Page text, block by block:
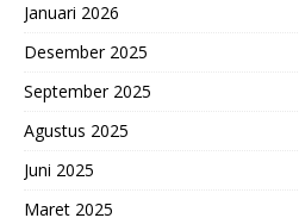
Januari 2026
Desember 2025
September 2025
Agustus 2025
Juni 2025
Maret 2025